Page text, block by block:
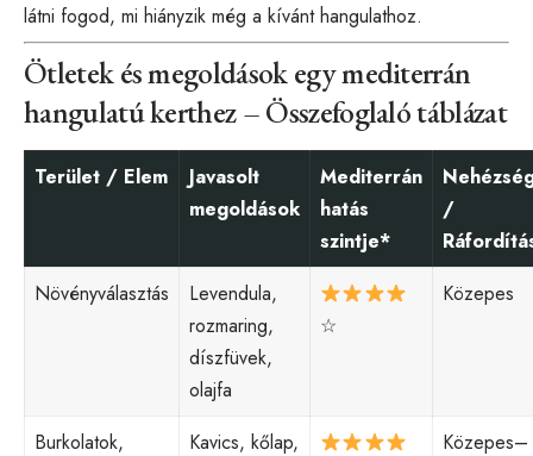
látni fogod, mi hiányzik még a kívánt hangulathoz.
Ötletek és megoldások egy mediterrán
hangulatú kerthez – Összefoglaló táblázat
Terület / Elem
Javasolt
megoldások
Mediterrán
hatás
szintje*
/
Növényválasztás
Levendula,
rozmaring,
díszfüvek,
olajfa
☆
Közepes
Burkolatok, Kavics, kőlap, Közepes–